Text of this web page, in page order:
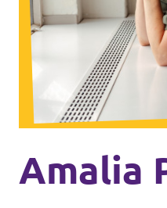
Agenda
Doneer
Amalia